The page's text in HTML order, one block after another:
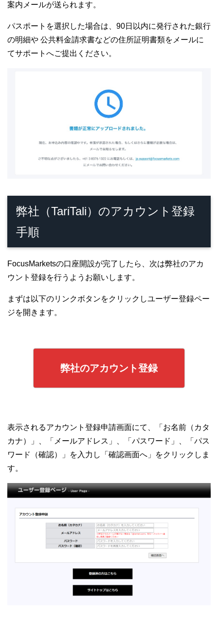
案内メールが送られます。
パスポートを選択した場合は、90日以内に発行された銀行
の明細や 公共料金請求書などの住所証明書類をメールに
てサポートへご提出ください。
弊社（TariTali）のアカウント登録
手順
FocusMarketsの口座開設が完了したら、次は弊社のアカ
ウント登録を行うようお願いします。
まずは以下のリンクボタンをクリックしユーザー登録ペー
ジを開きます。
弊社のアカウント登録
表示されるアカウント登録申請画面にて、「お名前（カタ
カナ）」、「メールアドレス」、「パスワード」、「パス
ワード（確認）」を入力し「確認画面へ」をクリックしま
す。